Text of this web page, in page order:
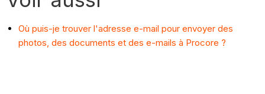
Où puis-je trouver l'adresse e-mail pour envoyer des
photos, des documents et des e-mails à Procore ?